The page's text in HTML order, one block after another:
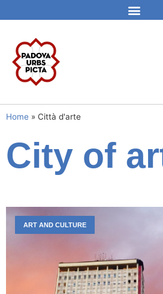
Home » Città d'arte
City of
ART AND CULTURE